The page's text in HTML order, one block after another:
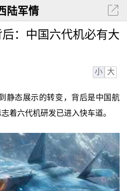
陆军情
：中国六代机必有大
小 大
静态展示的转变，背后是中国航
着六代机研发已进入快车道。